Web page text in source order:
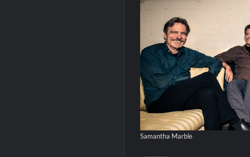
Samantha Marble